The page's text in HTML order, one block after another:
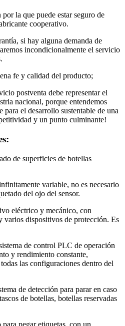
la que puede estar seguro de
cooperativo.
si hay alguna demanda de
incondicionalmente el servicio
fe y calidad del producto;
postventa debe representar el
nacional, porque entendemos
para el desarrollo sustentable de una
y un punto culminante!
de superficies de botellas
variable, no es necesario
del ojo del sensor.
eléctrico y mecánico, con
varios dispositivos de protección. Es
de control PLC de operación
y rendimiento constante,
las configuraciones dentro del
de detección para parar en caso
de botellas, botellas reservadas
pegar etiquetas, con un